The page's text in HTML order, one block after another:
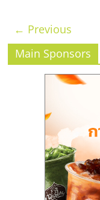
← Previous
Main Sponsors